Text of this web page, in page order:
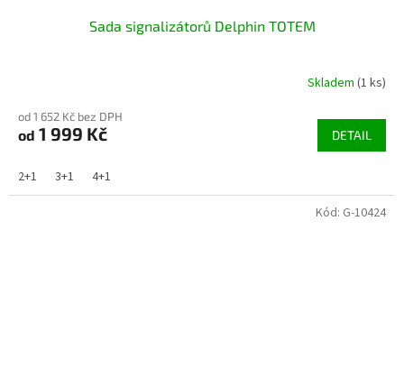
Sada signalizátorů Delphin TOTEM
Skladem (1 ks)
od 1 652 Kč bez DPH
od 1 999 Kč DETAIL
2+1 3+1 4+1
Kód: G-10424